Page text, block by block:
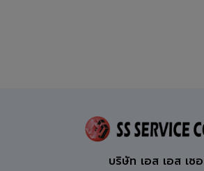
บริษัท เอส เอส เซ